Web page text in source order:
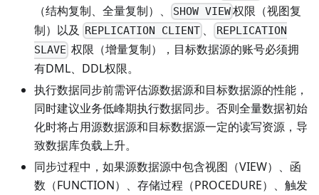
（结构复制、全量复制）、
SHOW VIEW权限（视图复
制）以及
REPLICATION CLIENT 、
REPLICATION
SLAVE 权限（增量复制），目标数据源的账号必须拥
有DML、DDL权限。
执行数据同步前需评估源数据源和目标数据源的性能，
同时建议业务低峰期执行数据同步。否则全量数据初始
化时将占用源数据源和目标数据源一定的读写资源，导
致数据库负载上升。
同步过程中，如果源数据源中包含视图（VIEW）、函
数（FUNCTION）、存储过程（PROCEDURE）、触发